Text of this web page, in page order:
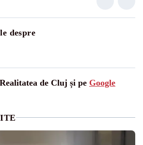
despre
de Cluj și pe Google